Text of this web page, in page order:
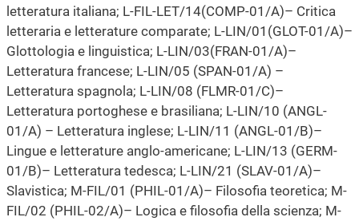
letteratura italiana; L-FIL-LET/14(COMP-01/A)– Critica
letteraria e letterature comparate; L-LIN/01(GLOT-01/A)–
Glottologia e linguistica; L-LIN/03(FRAN-01/A)–
Letteratura francese; L-LIN/05 (SPAN-01/A) –
Letteratura spagnola; L-LIN/08 (FLMR-01/C)–
Letteratura portoghese e brasiliana; L-LIN/10 (ANGL-
01/A) – Letteratura inglese; L-LIN/11 (ANGL-01/B)–
Lingue e letterature anglo-americane; L-LIN/13 (GERM-
01/B)– Letteratura tedesca; L-LIN/21 (SLAV-01/A)–
Slavistica; M-FIL/01 (PHIL-01/A)– Filosofia teoretica; M-
FIL/02 (PHIL-02/A)– Logica e filosofia della scienza; M-